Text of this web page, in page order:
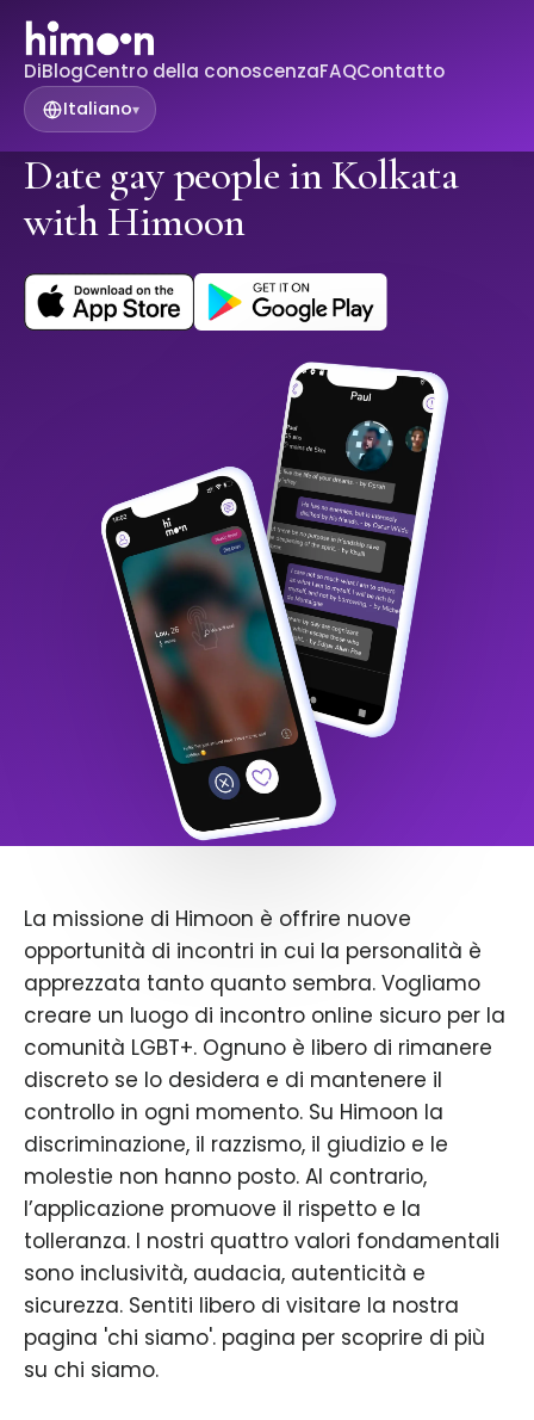
DiBlogCentro della conoscenzaFAQContatto
Italiano▾
Date gay people in Kolkata
with Himoon
La missione di Himoon è offrire nuove
opportunità di incontri in cui la personalità è
apprezzata tanto quanto sembra. Vogliamo
creare un luogo di incontro online sicuro per la
comunità LGBT+. Ognuno è libero di rimanere
discreto se lo desidera e di mantenere il
controllo in ogni momento. Su Himoon la
discriminazione, il razzismo, il giudizio e le
molestie non hanno posto. Al contrario,
l’applicazione promuove il rispetto e la
tolleranza. I nostri quattro valori fondamentali
sono inclusività, audacia, autenticità e
sicurezza. Sentiti libero di visitare la nostra
pagina 'chi siamo'. pagina per scoprire di più
su chi siamo.